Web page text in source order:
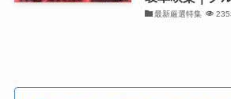
最新厳選特集